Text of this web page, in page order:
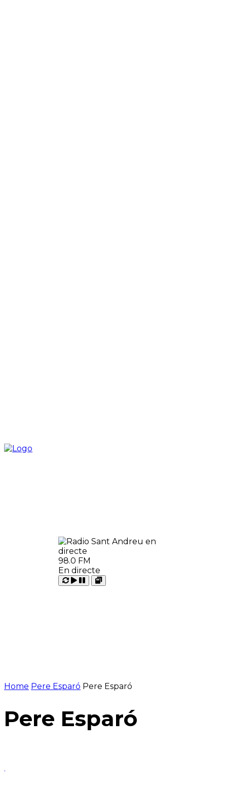
98.0 FM
En directe
Carregant
Reproduir
Pausar
Open
Home Pere Esparó Pere Esparó
Pere Esparó
.